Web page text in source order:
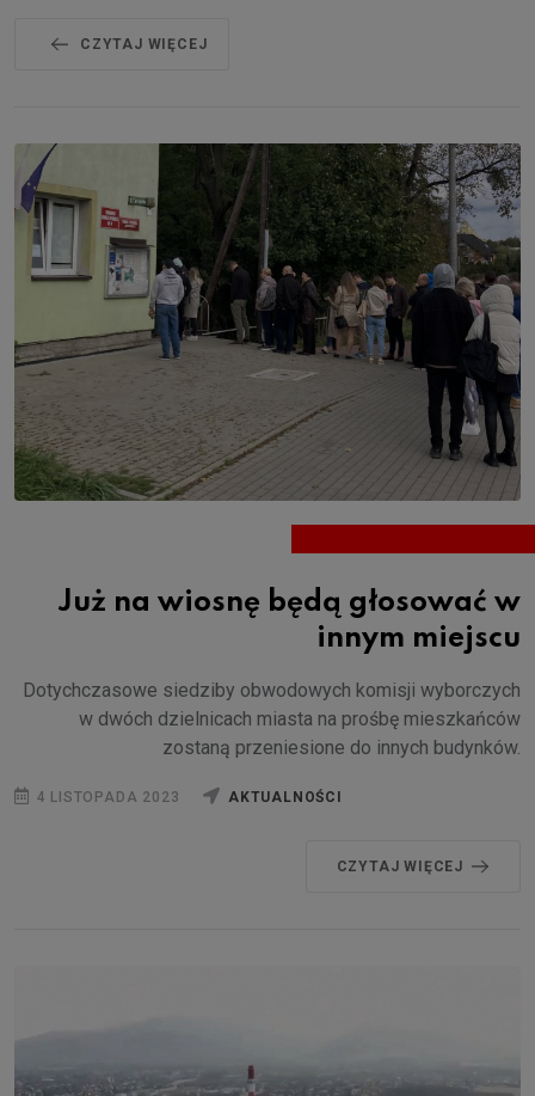
CZYTAJ WIĘCEJ
Już na wiosnę będą głosować w
innym miejscu
Dotychczasowe siedziby obwodowych komisji wyborczych
w dwóch dzielnicach miasta na prośbę mieszkańców
zostaną przeniesione do innych budynków.
4 LISTOPADA 2023 AKTUALNOŚCI
CZYTAJ WIĘCEJ